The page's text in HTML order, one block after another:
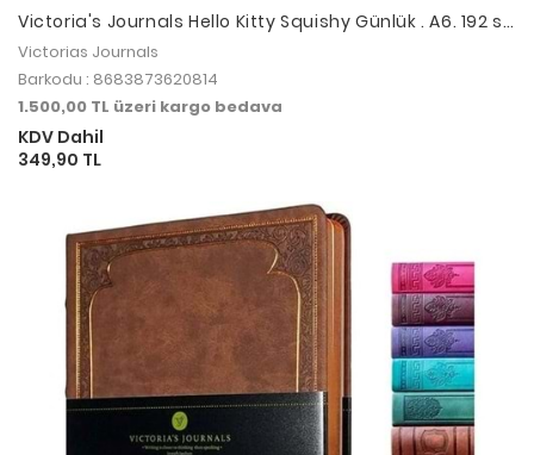
Victoria's Journals Hello Kitty Squishy Günlük . A6. 192 sf.
100 gr. Renkli sflar. 12 li Displey
Victorias Journals
Barkodu : 8683873620814
1.500,00 TL üzeri kargo bedava
KDV Dahil
349,90 TL